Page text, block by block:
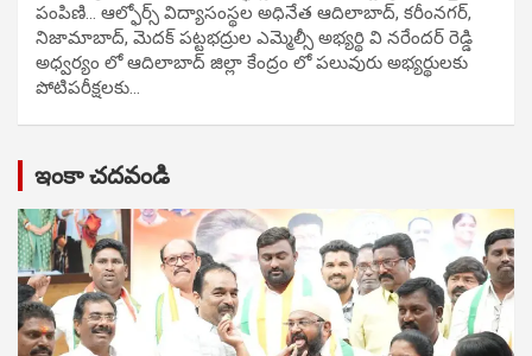
పంపిణి… ఆల్ఫోర్స్ విద్యాసంస్థల అధినేత ఆదిలాబాద్, కరీంనగర్,
నిజామాబాద్, మెదక్ పట్టభద్రుల ఎమ్మెల్సీ అభ్యర్థి వి నరేందర్ రెడ్డి
అధ్వర్యం లో ఆదిలాబాద్ జిల్లా కేంద్రం లో పలువురు అభ్యర్థులకు
పోటిప‌రీక్ష‌ల‌కు…
ఇంకా చదవండి